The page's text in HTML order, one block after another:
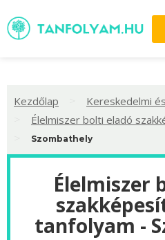
Kezdőlap Kereskedelmi
Élelmiszer bolti eladó
Szombathely
Élelmiszer
tanfolyam -